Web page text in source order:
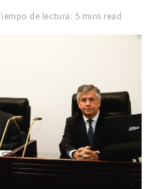
de lectura: 5 mins read